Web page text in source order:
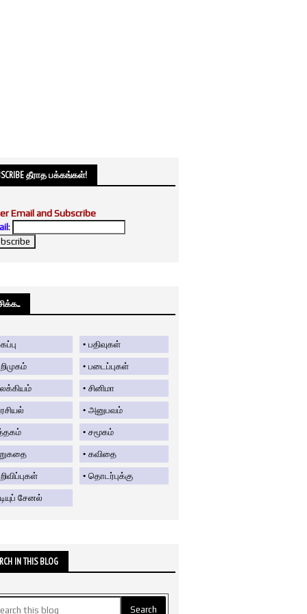
தீராத பக்கங்கள்!
Email and Subscribe
:
பதிவுகள்
படைப்புகள்
சினிமா
அனுபவம்
சமூகம்
கவிதை
தொடர்புக்கு
சேனல்
IN THIS BLOG